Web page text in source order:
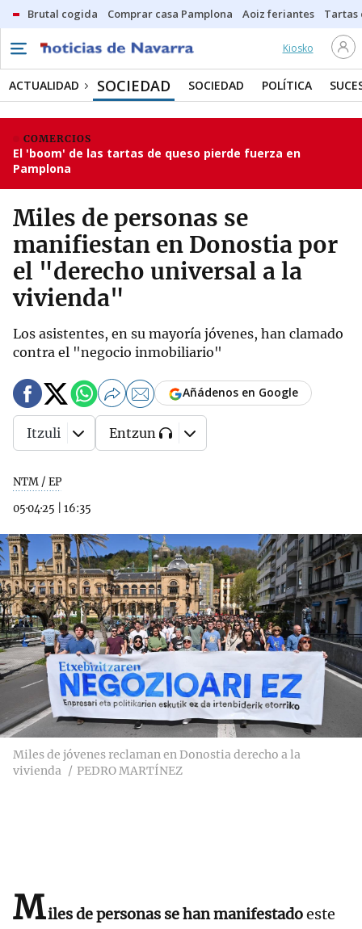
Brutal cogida Comprar casa Pamplona Aoiz feriantes Tartas
Kiosko
ACTUALIDAD SOCIEDAD SOCIEDAD POLÍTICA
COMERCIOS
El 'boom' de las tartas de queso pierde fuerza en
Pamplona
Miles de personas se
manifiestan en Donostia por
el "derecho universal a la
vivienda"
Los asistentes, en su mayoría jóvenes, han clamado
contra el "negocio inmobiliario"
NTM / EP
05·04·25
16:35
Añádenos en Google
Itzuli Entzun
Miles de jóvenes reclaman en Donostia derecho a la
vivienda
PEDRO MARTÍNEZ
Miles de personas se han manifestadoeste